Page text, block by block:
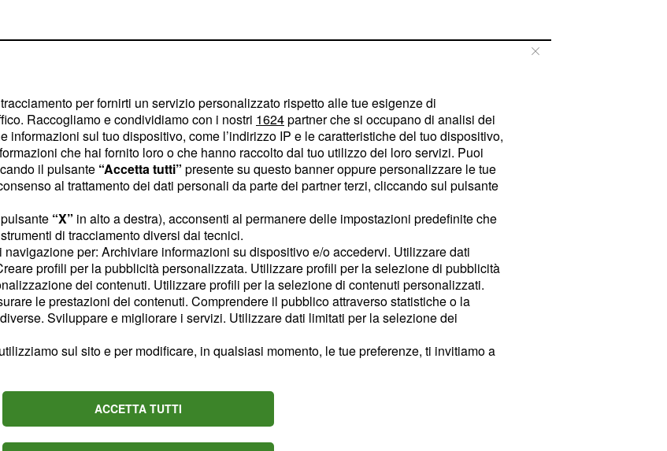
per un attimo
un nuovo
che vi
in modo
centrali
per fornirti un servizio personalizzato rispetto alle tue esigenze di
Raccogliamo e condividiamo con i nostri 1624partner che si occupano di analisi dei
informazioni sul tuo dispositivo, come l’indirizzo IP e le caratteristiche del tuo dispositivo,
che hai fornito loro o che hanno raccolto dal tuo utilizzo dei loro servizi. Puoi
il pulsante “Accetta tutti” presente su questo banner oppure personalizzare le tue
al trattamento dei dati personali da parte dei partner terzi, cliccando sul pulsante
“X” in alto a destra), acconsenti al permanere delle impostazioni predefinite che
di tracciamento diversi dai tecnici.
per: Archiviare informazioni su dispositivo e/o accedervi. Utilizzare dati
profili per la pubblicità personalizzata. Utilizzare profili per la selezione di pubblicità
dei contenuti. Utilizzare profili per la selezione di contenuti personalizzati.
le prestazioni dei contenuti. Comprendere il pubblico attraverso statistiche o la
Sviluppare e migliorare i servizi. Utilizzare dati limitati per la selezione dei
sul sito e per modificare, in qualsiasi momento, le tue preferenze, ti invitiamo a
ACCETTA TUTTI